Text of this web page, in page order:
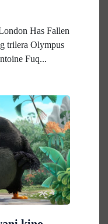
Has Fallen
trilera Olympus
Fuq...